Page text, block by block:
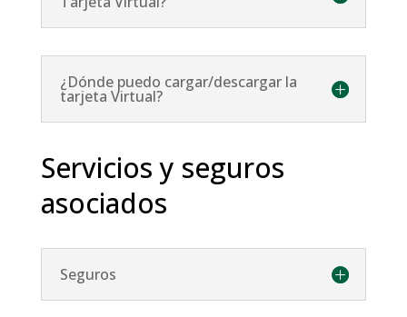
¿Dónde puedo cargar/descargar la
tarjeta Virtual?
Servicios y seguros
asociados
Seguros